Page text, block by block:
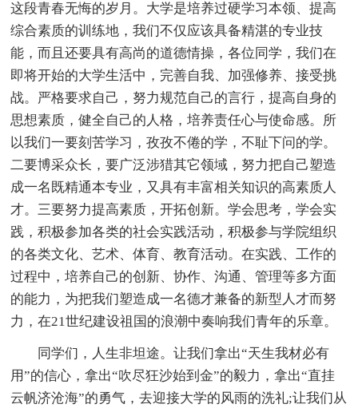
这段青春无悔的岁月。大学是培养过硬学习本领、提高
综合素质的训练地，我们不仅应该具备精湛的专业技
能，而且还要具有高尚的道德情操，各位同学，我们在
即将开始的大学生活中，完善自我、加强修养、接受挑
战。严格要求自己，努力规范自己的言行，提高自身的
思想素质，健全自己的人格，培养责任心与使命感。所
以我们一要刻苦学习，孜孜不倦的学，不耻下问的学。
二要博采众长，要广泛涉猎其它领域，努力把自己塑造
成一名既精通本专业，又具有丰富相关知识的高素质人
才。三要努力提高素质，开拓创新。学会思考，学会实
践，积极参加各类的社会实践活动，积极参与学院组织
的各类文化、艺术、体育、教育活动。在实践、工作的
过程中，培养自己的创新、协作、沟通、管理等多方面
的能力，为把我们塑造成一名德才兼备的新型人才而努
力，在21世纪建设祖国的浪潮中奏响我们青年的乐章。
同学们，人生非坦途。让我们拿出“天生我材必有
用”的信心，拿出“吹尽狂沙始到金”的毅力，拿出“直挂
云帆济沧海”的勇气，去迎接大学的风雨的洗礼;让我们从